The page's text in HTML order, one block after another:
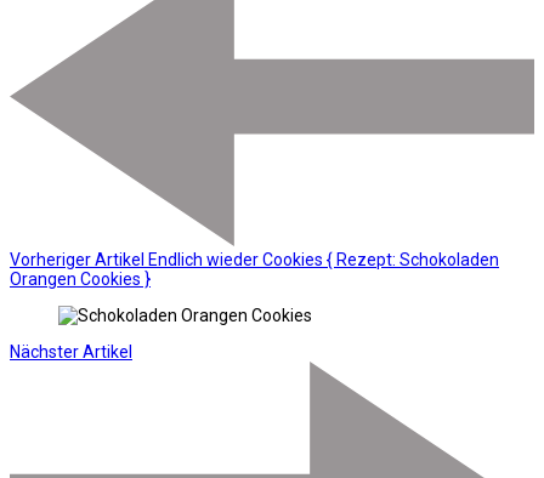
Vorheriger Artikel Endlich wieder Cookies { Rezept: Schokoladen
Orangen Cookies }
Nächster Artikel